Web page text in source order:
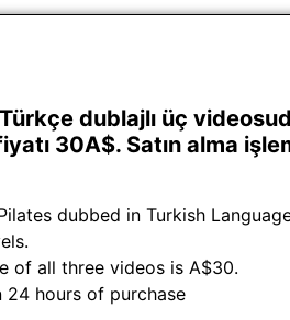
dublajlı üç
30A$. Satın alma
dubbed in Turkish
of all three videos is A$30.
hours of purchase